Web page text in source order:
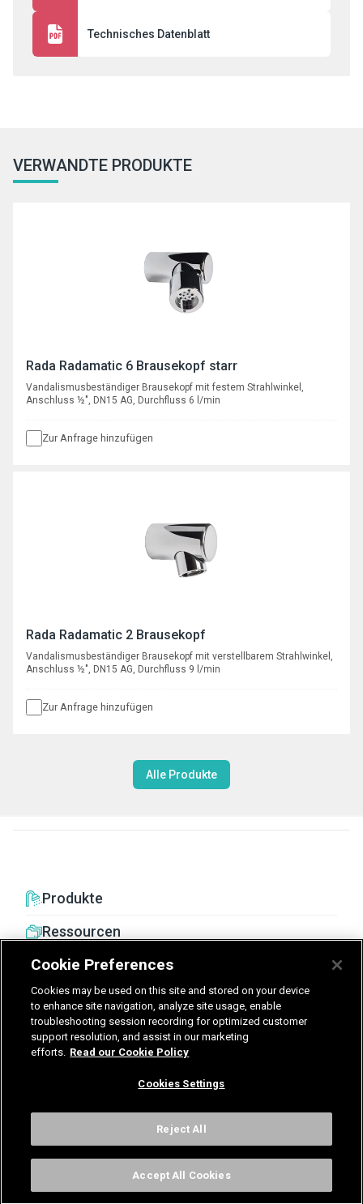
Technisches Datenblatt
VERWANDTE PRODUKTE
Rada Radamatic 6 Brausekopf starr
Vandalismusbeständiger Brausekopf mit festem Strahlwinkel,
Anschluss ½", DN15 AG, Durchfluss 6 l/min
Zur Anfrage hinzufügen
Rada Radamatic 2 Brausekopf
Vandalismusbeständiger Brausekopf mit verstellbarem Strahlwinkel,
Anschluss ½", DN15 AG, Durchfluss 9 l/min
Zur Anfrage hinzufügen
Alle Produkte
Produkte
Ressourcen
United Kingdom Germany Nederland
België - Nederlands
Cookie Preferences
Cookies may be used on this site and stored on your device
to enhance site navigation, analyze site usage, enable
troubleshooting session recording for optimized customer
support resolution, and assist in our marketing
efforts. Read our Cookie Policy
Cookies Settings
Reject All
Accept All Cookies